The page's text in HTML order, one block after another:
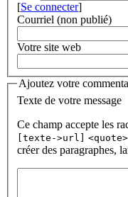
[Se connecter]
Courriel (non publié)
Votre site web
Ajoutez votre
Texte de votre message
Ce champ accepte les
[texte->url] <quote>
créer des paragraphes,